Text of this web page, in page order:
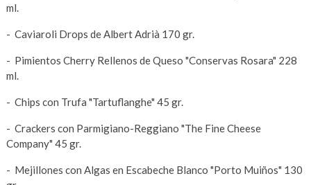
ml.
- Caviaroli Drops de Albert Adrià 170 gr.
- Pimientos Cherry Rellenos de Queso "Conservas Rosara" 228
ml.
- Chips con Trufa "Tartuflanghe" 45 gr.
- Crackers con Parmigiano-Reggiano "The Fine Cheese
Company" 45 gr.
- Mejillones con Algas en Escabeche Blanco "Porto Muiños" 130